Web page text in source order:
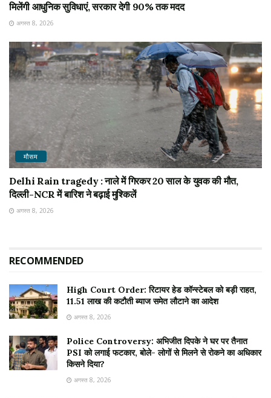
मिलेंगी आधुनिक सुविधाएं, सरकार देगी 90% तक मदद
अगस्त 8, 2026
मौसम
Delhi Rain tragedy : नाले में गिरकर 20 साल के युवक की मौत,
दिल्ली-NCR में बारिश ने बढ़ाई मुश्किलें
अगस्त 8, 2026
RECOMMENDED
High Court Order: रिटायर हेड कॉन्स्टेबल को बड़ी राहत,
11.51 लाख की कटौती ब्याज समेत लौटाने का आदेश
अगस्त 8, 2026
Police Controversy: अभिजीत दिपके ने घर पर तैनात
PSI को लगाई फटकार, बोले- लोगों से मिलने से रोकने का अधिकार
किसने दिया?
अगस्त 8, 2026